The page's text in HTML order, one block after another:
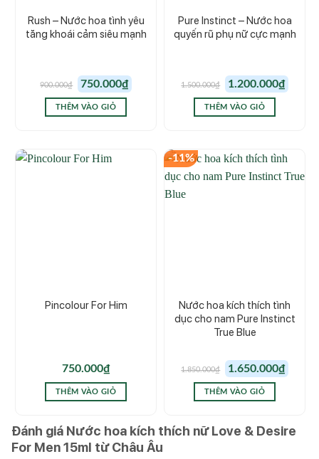
Rush – Nước hoa tình yêu
tăng khoái cảm siêu mạnh
900.000₫
Giá
gốc
là:
900.000₫.
750.000₫ hiện
THÊM VÀO GIỎ
Pure Instinct – Nước hoa
quyến rũ phụ nữ cực mạnh
1.500.000₫
Giá
gốc
là:
1.500.000₫.
1.200.000₫ hiện
THÊM VÀO GIỎ
Pincolour For Him
750.000₫
THÊM VÀO GIỎ
-11%
Nước hoa kích thích tình
dục cho nam Pure Instinct
True Blue
1.850.000₫
Giá
gốc
là:
1.850.000₫.
1.650.000₫ hiện
THÊM VÀO GIỎ
Đánh giá Nước hoa kích thích nữ Love & Desire
For Men 15ml từ Châu Âu